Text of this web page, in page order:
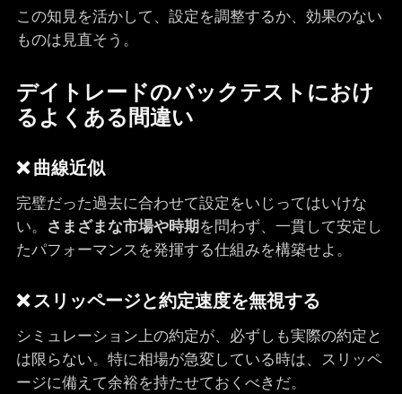
この知見を活かして、設定を調整するか、効果のない
ものは見直そう。
デイトレードのバックテストにおけ
るよくある間違い
❌ 曲線近似
完璧だった過去に合わせて設定をいじってはいけな
い。 さまざまな市場や時期を問わず、一貫して安定し
たパフォーマンスを発揮する仕組みを構築せよ。
❌ スリッページと約定速度を無視する
シミュレーション上の約定が、必ずしも実際の約定と
は限らない。特に相場が急変している時は、スリッペ
ージに備えて余裕を持たせておくべきだ。